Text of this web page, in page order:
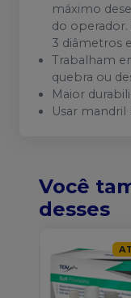
máximo
do operador.
3 diâmetros
Trabalham
quebra ou
Maior
Usar mandril
Você
desses